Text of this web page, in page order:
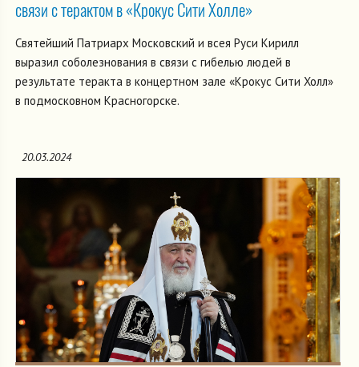
связи с терактом в «Крокус Сити Холле»
Святейший Патриарх Московский и всея Руси Кирилл
выразил соболезнования в связи с гибелью людей в
результате теракта в концертном зале «Крокус Сити Холл»
в подмосковном Красногорске.
20.03.2024